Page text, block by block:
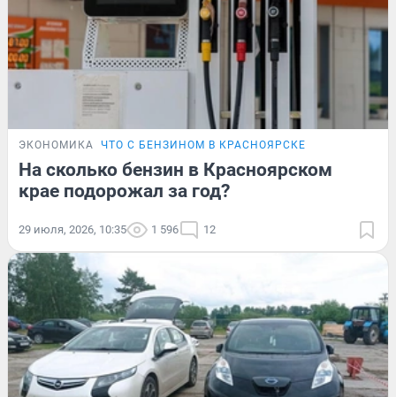
ЭКОНОМИКА ЧТО С БЕНЗИНОМ В КРАСНОЯРСКЕ
На сколько бензин в Красноярском
крае подорожал за год?
29 июля, 2026, 10:35 1 596 12